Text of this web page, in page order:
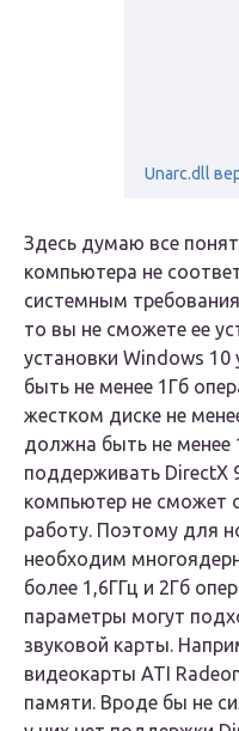
Unarc.dll
Здесь думаю все
компьютера не
системным
то вы не сможете ее
установки Windows
быть не менее 1Гб
жестком диске не
должна быть не менее
поддерживать DirectX
компьютер не сможет
работу. Поэтому для
необходим
более 1,6ГГц и 2Гб
параметры могут
звуковой карты.
видеокарты ATI
памяти. Вроде бы не